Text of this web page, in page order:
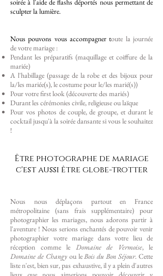
soirée à l'aide de flashs déportés nous permettant de
sculpter la lumière.
Nous pouvons vous accompagner toute la journée
de votre mariage :
Pendant les préparatifs (maquillage et coiffure de la
mariée)
A l'habillage (passage de la robe et des bijoux pour
la/les mariée(s), le costume pour le/les marié(s))
Pour votre first look (découverte des mariés)
Durant les cérémonies civile, religieuse ou laïque
Pour vos photos de couple, de groupe, et durant le
cocktail jusqu'à la soirée dansante si vous le souhaitez
!
Être photographe de mariage
c'est aussi être globe-trotter
Nous nous déplaçons partout en France
métropolitaine (sans frais supplémentaire) pour
photographier les mariages, nous adorons partir à
l'aventure ! Nous serions enchantés de pouvoir venir
photographier votre mariage dans votre lieu de
réception comme le Domaine de Vermoise, le
Domaine de Changy ou leBois du Bon Séjour. Cette
liste n'est, bien sur, pas exhaustive, il y a plein d'autres